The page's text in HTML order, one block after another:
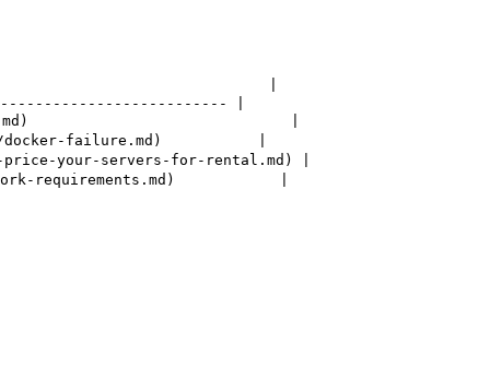
|
|
docker-failure.md)           |
your-servers-for-rental.md) |
requirements.md)            |